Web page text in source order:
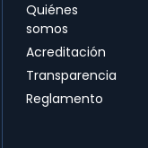
Quiénes
somos
Acreditación
Transparencia
Reglamento